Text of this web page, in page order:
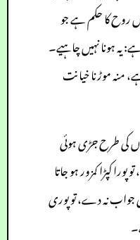
روح کا حکم ہے جو
یہ ہونا نہیں چاہیے۔
منہ موڑنا خیانت
کی طرح جڑی ہوئی
کپڑا کمزور ہو جاتا
جواب نہ دے، تو پوری